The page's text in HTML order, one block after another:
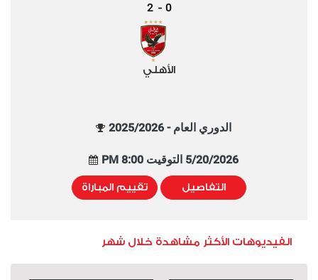
0
-
2
الأهلي
الدوري العام - 2025/2026
5/20/2026 التوقيت 8:00 PM
التفاصيل تقييم المباراة
الفيديوهات الأكثر مشاهدة خلال شهر